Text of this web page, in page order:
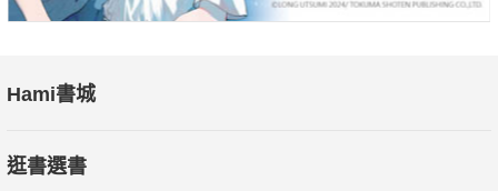
Hami書城
逛書選書